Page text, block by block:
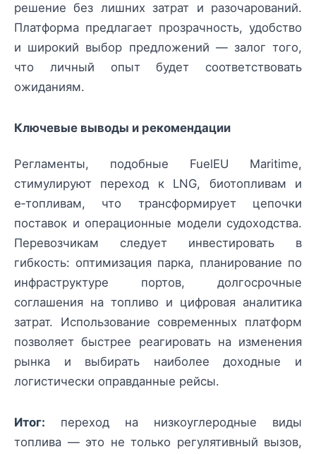
решение без лишних затрат и разочарований.
Платформа предлагает прозрачность, удобство
и широкий выбор предложений — залог того,
что личный опыт будет соответствовать
ожиданиям.
Ключевые выводы и рекомендации
Регламенты, подобные FuelEU Maritime,
стимулируют переход к LNG, биотопливам и
e‑топливам, что трансформирует цепочки
поставок и операционные модели судоходства.
Перевозчикам следует инвестировать в
гибкость: оптимизация парка, планирование по
инфраструктуре портов, долгосрочные
соглашения на топливо и цифровая аналитика
затрат. Использование современных платформ
позволяет быстрее реагировать на изменения
рынка и выбирать наиболее доходные и
логистически оправданные рейсы.
Итог: переход на низкоуглеродные виды
топлива — это не только регулятивный вызов,